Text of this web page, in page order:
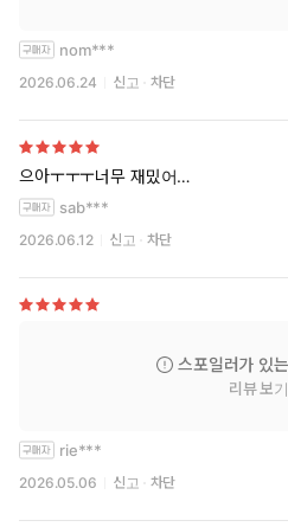
nom***
2026.06.24 신고 차단
으아ㅜㅜㅜ너무 재밌어…
sab***
2026.06.12 신고 차단
스포일러가 있
리뷰 보기
rie***
2026.05.06 신고 차단